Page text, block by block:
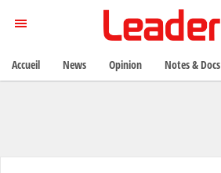
Accueil News Opinion Notes & Docs